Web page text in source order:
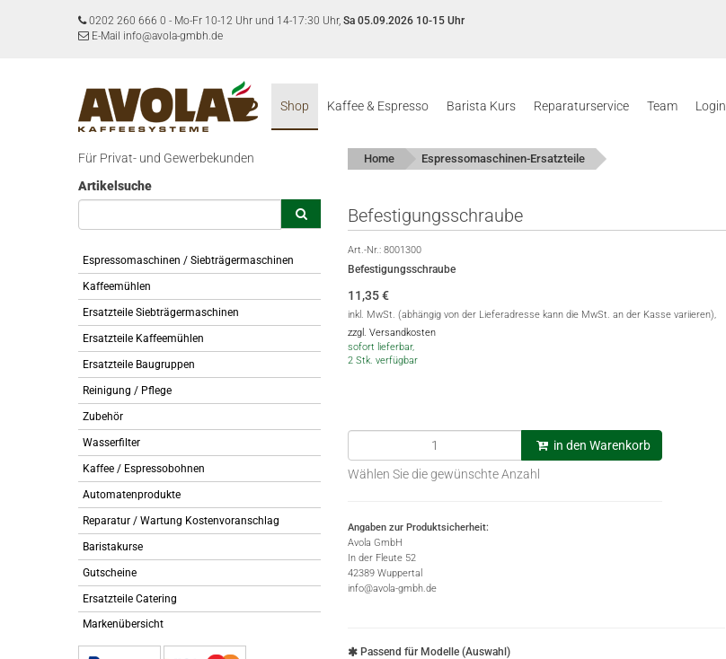
0202 260 666 0 - Mo-Fr 10-12 Uhr und 14-17:30 Uhr, Sa 05.09.2026 10-15 Uhr
E-Mail info@avola-gmbh.de
Shop Kaffee & Espresso Barista Kurs Reparaturservice Team Login
Für Privat- und Gewerbekunden
Artikelsuche
Espressomaschinen / Siebträgermaschinen
Kaffeemühlen
Ersatzteile Siebträgermaschinen
Ersatzteile Kaffeemühlen
Ersatzteile Baugruppen
Reinigung / Pflege
Zubehör
Wasserfilter
Kaffee / Espressobohnen
Automatenprodukte
Reparatur / Wartung Kostenvoranschlag
Baristakurse
Gutscheine
Ersatzteile Catering
Markenübersicht
Home Espressomaschinen-Ersatzteile
Befestigungsschraube
Art.-Nr.: 8001300
Befestigungsschraube
11,35€
inkl. MwSt. (abhängig von der Lieferadresse kann die MwSt. an der Kasse variieren),
zzgl. Versandkosten
sofort lieferbar,
2 Stk. verfügbar
in den Warenkorb
Wählen Sie die gewünschte Anzahl
Angaben zur Produktsicherheit:
Avola GmbH
In der Fleute 52
42389 Wuppertal
info@avola-gmbh.de
Passend für Modelle (Auswahl)